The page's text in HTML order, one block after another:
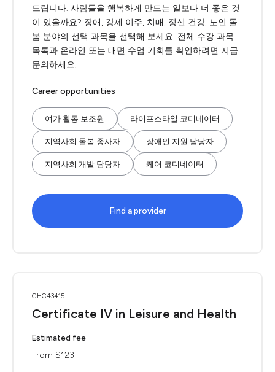
드립니다. 사람들을 행복하게 만드는 일보다 더 좋은 것
이 있을까요? 장애, 강제 이주, 치매, 정신 건강, 노인 돌
봄 분야의 선택 과목을 선택해 보세요. 전체 수강 과목
목록과 온라인 또는 대면 수업 기회를 확인하려면 지금
문의하세요.
Career opportunities
여가 활동 보조원 라이프스타일 코디네이터
지역사회 돌봄 종사자 장애인 지원 담당자
지역사회 개발 담당자 케어 코디네이터
Find a provider
CHC43415
Certificate IV in Leisure and Health
Estimated fee
From $123